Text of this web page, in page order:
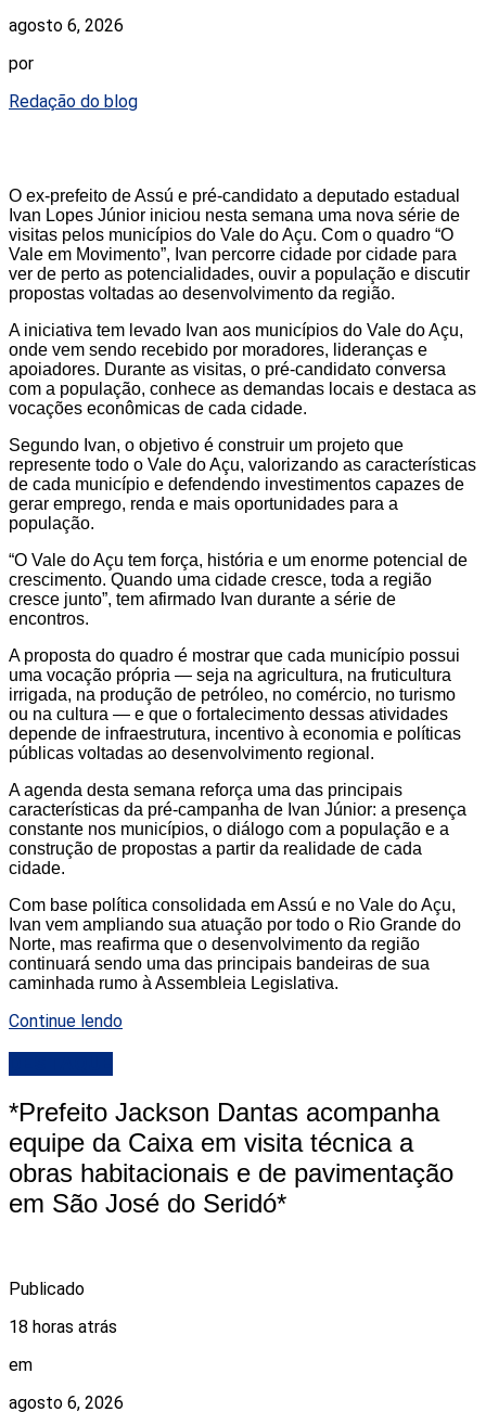
agosto 6, 2026
por
Redação do blog
O ex-prefeito de Assú e pré-candidato a deputado estadual
Ivan Lopes Júnior iniciou nesta semana uma nova série de
visitas pelos municípios do Vale do Açu. Com o quadro “O
Vale em Movimento”, Ivan percorre cidade por cidade para
ver de perto as potencialidades, ouvir a população e discutir
propostas voltadas ao desenvolvimento da região.
A iniciativa tem levado Ivan aos municípios do Vale do Açu,
onde vem sendo recebido por moradores, lideranças e
apoiadores. Durante as visitas, o pré-candidato conversa
com a população, conhece as demandas locais e destaca as
vocações econômicas de cada cidade.
Segundo Ivan, o objetivo é construir um projeto que
represente todo o Vale do Açu, valorizando as características
de cada município e defendendo investimentos capazes de
gerar emprego, renda e mais oportunidades para a
população.
“O Vale do Açu tem força, história e um enorme potencial de
crescimento. Quando uma cidade cresce, toda a região
cresce junto”, tem afirmado Ivan durante a série de
encontros.
A proposta do quadro é mostrar que cada município possui
uma vocação própria — seja na agricultura, na fruticultura
irrigada, na produção de petróleo, no comércio, no turismo
ou na cultura — e que o fortalecimento dessas atividades
depende de infraestrutura, incentivo à economia e políticas
públicas voltadas ao desenvolvimento regional.
A agenda desta semana reforça uma das principais
características da pré-campanha de Ivan Júnior: a presença
constante nos municípios, o diálogo com a população e a
construção de propostas a partir da realidade de cada
cidade.
Com base política consolidada em Assú e no Vale do Açu,
Ivan vem ampliando sua atuação por todo o Rio Grande do
Norte, mas reafirma que o desenvolvimento da região
continuará sendo uma das principais bandeiras de sua
caminhada rumo à Assembleia Legislativa.
Continue lendo
*Prefeito Jackson Dantas acompanha
equipe da Caixa em visita técnica a
obras habitacionais e de pavimentação
em São José do Seridó*
Publicado
18 horas atrás
em
agosto 6, 2026